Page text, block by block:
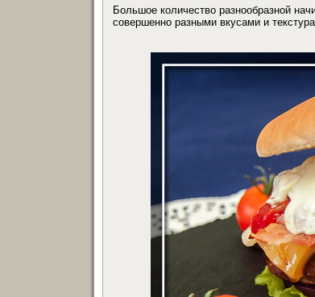
Большое количество разнообразной
совершенно разными вкусами и